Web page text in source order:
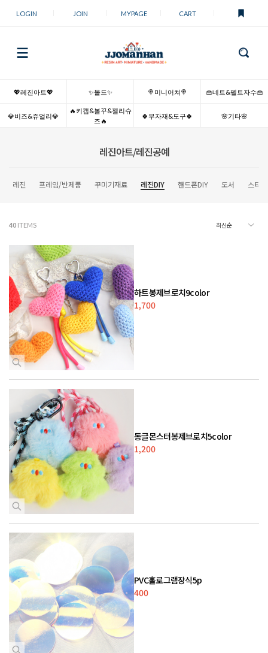
LOGIN JOIN MYPAGE CART
💖레진아트💖 ✨몰드✨ 🍭미니어쳐🍭 👜네트&펠트자수👜
💎비즈&쥬얼리💎
🔥키캡&볼꾸&젤리슈
즈🔥
🍀부자재&도구🍀 🌸기타🌸
레진아트/레진공예
레진 프레임/반제품 꾸미기재료 레진DIY 핸드폰DIY 도서 스티
40 ITEMS
하트봉제브로치9color
1,700
동글몬스터봉제브로치5color
1,200
PVC홀로그램장식5p
400